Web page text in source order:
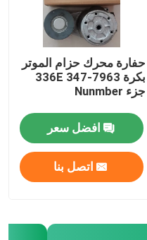
حفارة محرك حزام الموتر
بكرة 336E 347-7963
جزء Nunmber
افضل سعر
اتصل بنا